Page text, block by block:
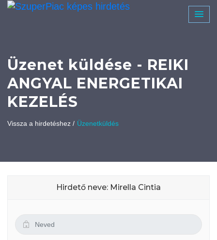
Üzenet küldése - REIKI
ANGYAL ENERGETIKAI
KEZELÉS
Vissza a hirdetéshez / Üzenetküldés
Hirdető neve: Mirella Cintia